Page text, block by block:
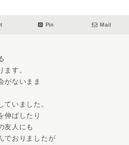
Pin Mail
す。
がないまま
いました。
伸ばしたり
友人にも
でおりましたが